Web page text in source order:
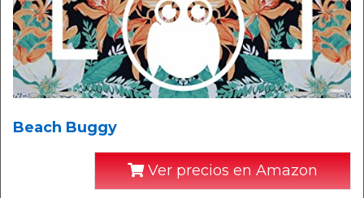
Beach Buggy
Ver precios en Amazon